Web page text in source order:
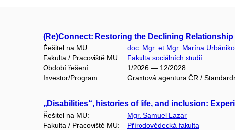
(Re)Connect: Restoring the Declining
Řešitel na MU:
doc. Mgr. et Mgr. Marína
Fakulta / Pracoviště MU:
Fakulta sociálních studií
Období řešení:
1/2026 — 12/2028
Investor/Program:
Grantová agentura ČR /
„Disabilities“, histories of life, and inclusion:
Řešitel na MU:
Mgr. Samuel Lazar
Fakulta / Pracoviště MU:
Přírodovědecká fakulta